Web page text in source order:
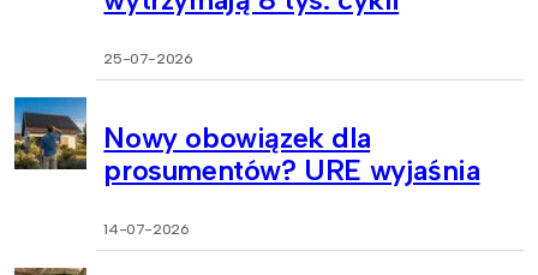
25-07-2026
Nowy obowiązek dla
prosumentów? URE wyjaśnia
14-07-2026